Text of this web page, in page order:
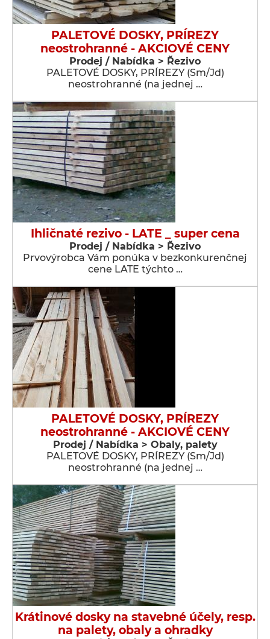
PALETOVÉ DOSKY, PRÍREZY
neostrohranné - AKCIOVÉ CENY
Prodej / Nabídka > Řezivo
PALETOVÉ DOSKY, PRÍREZY (Sm/Jd)
neostrohranné (na jednej …
Ihličnaté rezivo - LATE _ super cena
Prodej / Nabídka > Řezivo
Prvovýrobca Vám ponúka v bezkonkurenčnej
cene LATE týchto …
PALETOVÉ DOSKY, PRÍREZY
neostrohranné - AKCIOVÉ CENY
Prodej / Nabídka > Obaly, palety
PALETOVÉ DOSKY, PRÍREZY (Sm/Jd)
neostrohranné (na jednej …
Krátinové dosky na stavebné účely, resp.
na palety, obaly a ohradky